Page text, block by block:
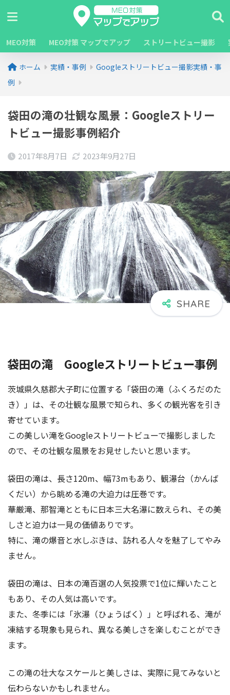
MEO対策 MEO対策 マップでアップ ストリートビュー撮影
ホーム 実績・事例
Googleストリートビュー撮影実績・事
例
袋田の滝の壮観な風景：Googleストリー
トビュー撮影事例紹介
2017年8月7日 2023年9月27日
袋田の滝 Googleストリートビュー事例
茨城県久慈郡大子町に位置する「袋田の滝（ふくろだのた
き）」は、その壮観な風景で知られ、多くの観光客を引き
寄せています。
この美しい滝をGoogleストリートビューで撮影しました
ので、その壮観な風景をお見せしたいと思います。
袋田の滝は、長さ120m、幅73mもあり、観瀑台（かんば
くだい）から眺める滝の大迫力は圧巻です。
華厳滝、那智滝とともに日本三大名瀑に数えられ、その美
しさと迫力は一見の価値ありです。
特に、滝の爆音と水しぶきは、訪れる人々を魅了してやみ
ません。
袋田の滝は、日本の滝百選の人気投票で1位に輝いたこと
もあり、その人気は高いです。
また、冬季には「氷瀑（ひょうばく）」と呼ばれる、滝が
凍結する現象も見られ、異なる美しさを楽しむことができ
ます。
この滝の壮大なスケールと美しさは、実際に見てみないと
伝わらないかもしれません。